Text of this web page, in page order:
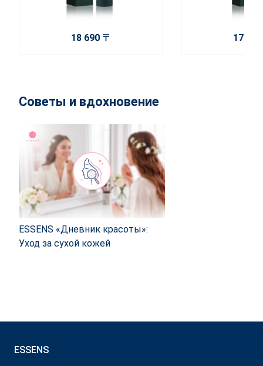
18 690 〒 17
Советы и вдохновение
ESSENS «Дневник красоты»:
Уход за сухой кожей
ESSENS